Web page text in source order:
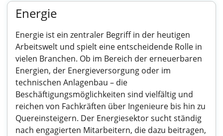
Energie
Energie ist ein zentraler Begriff in der heutigen
Arbeitswelt und spielt eine entscheidende Rolle in
vielen Branchen. Ob im Bereich der erneuerbaren
Energien, der Energieversorgung oder im
technischen Anlagenbau – die
Beschäftigungsmöglichkeiten sind vielfältig und
reichen von Fachkräften über Ingenieure bis hin zu
Quereinsteigern. Der Energiesektor sucht ständig
nach engagierten Mitarbeitern, die dazu beitragen,